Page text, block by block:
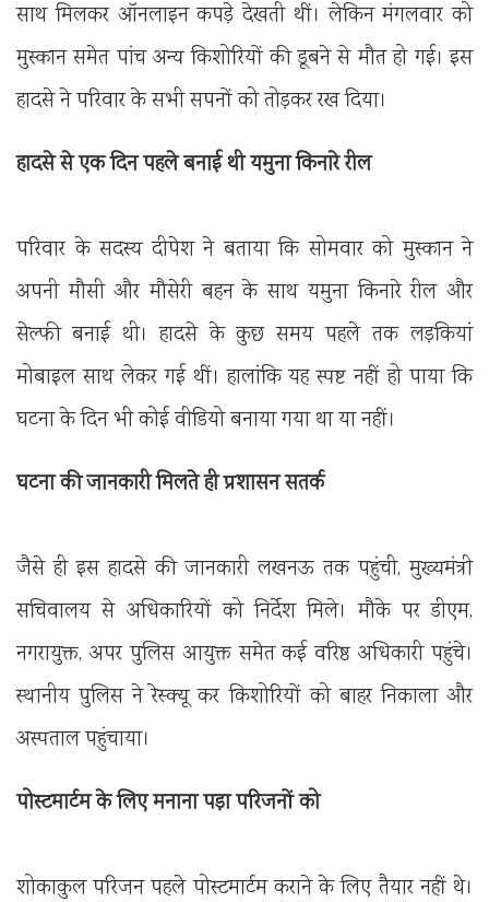
साथ मिलकर ऑनलाइन कपड़े देखती थीं। लेकिन मंगलवार को
मुस्कान समेत पांच अन्य किशोरियों की डूबने से मौत हो गई। इस
हादसे ने परिवार के सभी सपनों को तोड़कर रख दिया।
हादसे से एक दिन पहले बनाई थी यमुना किनारे रील
परिवार के सदस्य दीपेश ने बताया कि सोमवार को मुस्कान ने
अपनी मौसी और मौसेरी बहन के साथ यमुना किनारे रील और
सेल्फी बनाई थी। हादसे के कुछ समय पहले तक लड़कियां
मोबाइल साथ लेकर गई थीं। हालांकि यह स्पष्ट नहीं हो पाया कि
घटना के दिन भी कोई वीडियो बनाया गया था या नहीं।
घटना की जानकारी मिलते ही प्रशासन सतर्क
जैसे ही इस हादसे की जानकारी लखनऊ तक पहुंची, मुख्यमंत्री
सचिवालय से अधिकारियों को निर्देश मिले। मौके पर डीएम,
नगरायुक्त, अपर पुलिस आयुक्त समेत कई वरिष्ठ अधिकारी पहुंचे।
स्थानीय पुलिस ने रेस्क्यू कर किशोरियों को बाहर निकाला और
अस्पताल पहुंचाया।
पोस्टमार्टम के लिए मनाना पड़ा परिजनों को
शोकाकुल परिजन पहले पोस्टमार्टम कराने के लिए तैयार नहीं थे।